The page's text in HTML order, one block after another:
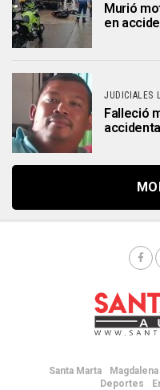
Murió
en
JUDICIALES
Falleció
Santa Marta Magdalena
Deportes